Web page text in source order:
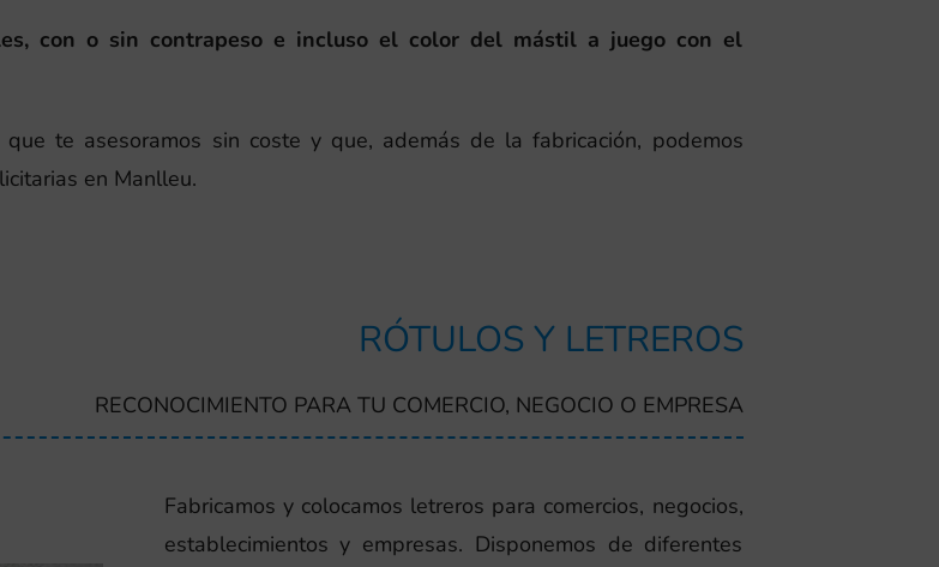
con o sin contrapeso e incluso el color del mástil a juego con el
te asesoramos sin coste y que, además de la fabricación, podemos
en Manlleu.
RÓTULOS Y LETREROS
RECONOCIMIENTO PARA TU COMERCIO, NEGOCIO O EMPRESA
Fabricamos y colocamos letreros para comercios, negocios,
establecimientos y empresas. Disponemos de diferentes